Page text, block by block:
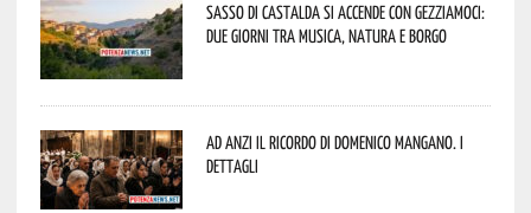
Sasso di Castalda si accende con Gezziamoci:
due giorni tra musica, natura e borgo
Ad Anzi il ricordo di Domenico Mangano. I
dettagli